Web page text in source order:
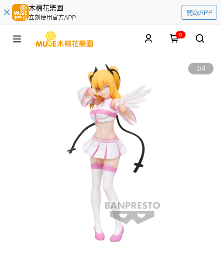
木棉花樂園
立刻使用官方APP
開啟APP
0
1/4